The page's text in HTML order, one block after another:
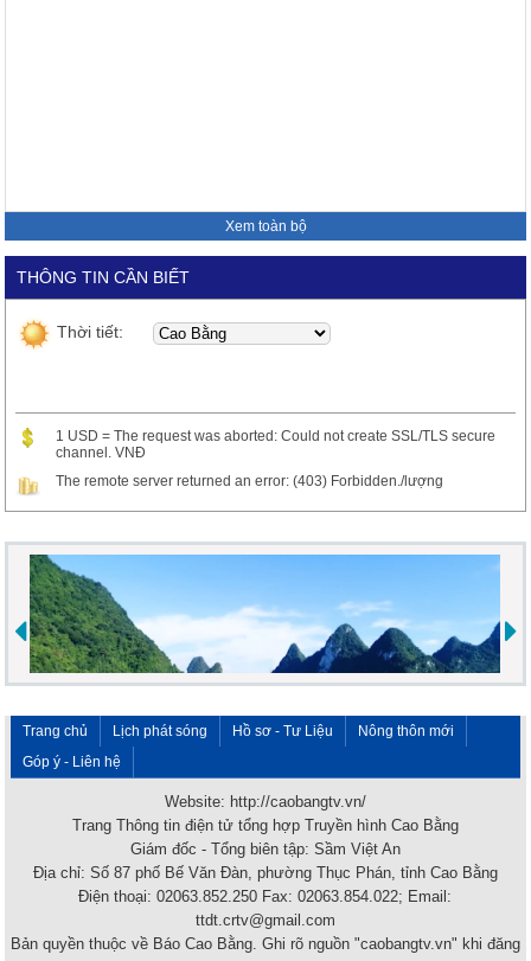
Xem toàn bộ
THÔNG TIN CẦN BIẾT
Thời tiết:
1 USD = The request was aborted: Could not create SSL/TLS secure
channel. VNĐ
The remote server returned an error: (403) Forbidden./lượng
Trang chủ Lịch phát sóng Hồ sơ - Tư Liệu
Nông thôn mới
Góp ý - Liên hệ
Website: http://caobangtv.vn/
Trang Thông tin điện tử tổng hợp Truyền hình Cao Bằng
Giám đốc - Tổng biên tập: Sầm Việt An
Địa chỉ: Số 87 phố Bế Văn Đàn, phường Thục Phán, tỉnh Cao Bằng
Điện thoại: 02063.852.250 Fax: 02063.854.022; Email:
ttdt.crtv@gmail.com
Bản quyền thuộc về Báo Cao Bằng. Ghi rõ nguồn "caobangtv.vn" khi đăng